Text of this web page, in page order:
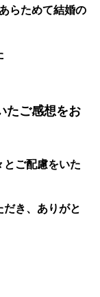
らためて結婚の
たご感想をお
とご配慮をいた
だき、ありがと